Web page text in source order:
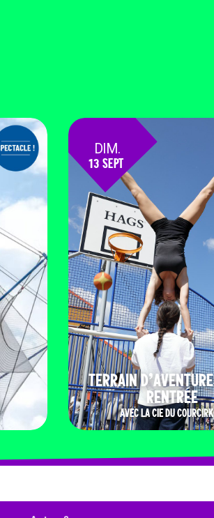
DIM.
13 SEPT
TERRAIN
RENTRÉE
AVEC LA CIE DU